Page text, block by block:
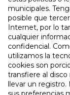
municipales.
posible que
Internet, por lo
cualquier
confidencial.
utilizamos la
cookies son
transfiere al
llevar un